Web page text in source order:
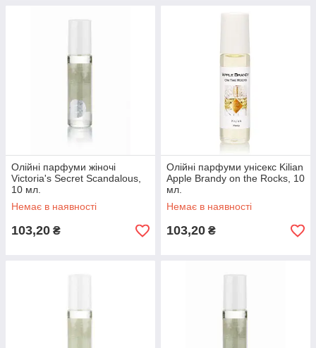
Олійні парфуми жіночі
Victoria's Secret Scandalous,
10 мл.
Немає в наявності
103,20 ₴
Олійні парфуми унісекс Kilian
Apple Brandy on the Rocks, 10
мл.
Немає в наявності
103,20 ₴